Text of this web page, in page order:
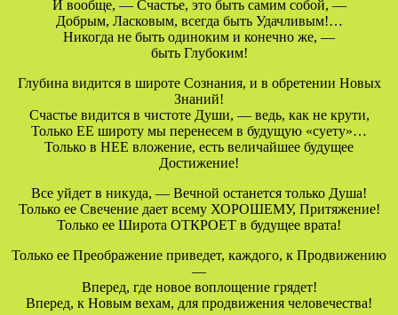
И вообще, — Счастье, это быть самим собой, —
Добрым, Ласковым, всегда быть Удачливым!…
Никогда не быть одиноким и конечно же, —
быть Глубоким!
Глубина видится в широте Сознания, и в обретении Новых
Знаний!
Счастье видится в чистоте Души, — ведь, как не крути,
Только ЕЕ широту мы перенесем в будущую «суету»…
Только в НЕЕ вложение, есть величайшее будущее
Достижение!
Все уйдет в никуда, — Вечной останется только Душа!
Только ее Свечение дает всему ХОРОШЕМУ, Притяжение!
Только ее Широта ОТКРОЕТ в будущее врата!
Только ее Преображение приведет, каждого, к Продвижению
—
Вперед, где новое воплощение грядет!
Вперед, к Новым вехам, для продвижения человечества!